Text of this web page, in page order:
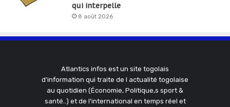
qui interpelle
8 août 2026
Atlantics infos est un site togolais
d'information qui traite de l actualité togolaise
au quotidien (Économie, Politique,s sport &
santé..) et de l'international en temps réel et